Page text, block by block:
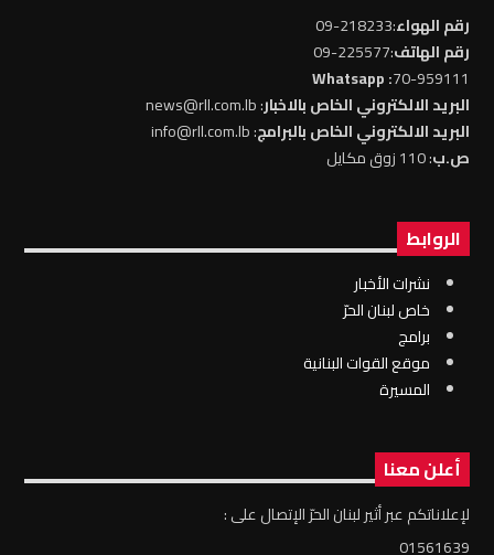
رقم الهواء:218233-09
رقم الهاتف:225577-09
70-959111
: Whatsapp
البريد الالكتروني الخاص بالاخبار: news@rll.com.lb
البريد الالكتروني الخاص بالبرامج: info@rll.com.lb
ص.ب: 110 زوق مكايل
الروابط
نشرات الأخبار
خاص لبنان الحرّ
برامج
موقع القوات البنانية
المسيرة
أعلن معنا
لإعلاناتكم عبر أثير لبنان الحرّ الإتصال على :
01561639